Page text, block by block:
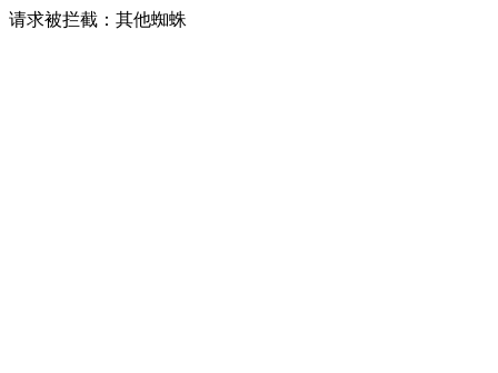
请求被拦截：其他蜘蛛